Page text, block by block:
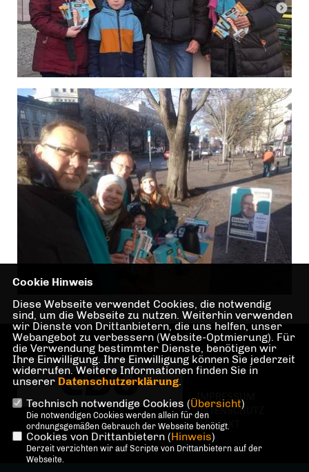
IMPRESSUM
DATENSCHUTZ
KONTAKT
Cookie Hinweis
Diese Webseite verwendet Cookies, die notwendig
sind, um die Webseite zu nutzen. Weiterhin verwenden
wir Dienste von Drittanbietern, die uns helfen, unser
Webangebot zu verbessern (Website-Optmierung). Für
die Verwendung bestimmter Dienste, benötigen wir
Ihre Einwilligung. Ihre Einwilligung können Sie jederzeit
widerrufen. Weitere Informationen finden Sie in
unserer Datenschutzerklärung.
Technisch notwendige Cookies (Übersicht)
Die notwendigen Cookies werden allein für den
ordnungsgemäßen Gebrauch der Webseite benötigt.
Cookies von Drittanbietern (Hinweis)
Derzeit verzichten wir auf Scripte von Drittanbietern auf der
Webseite.